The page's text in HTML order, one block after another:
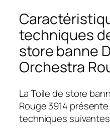
techniques
store banne
Orchestra
La Toile de store
Rouge 3914
techniques